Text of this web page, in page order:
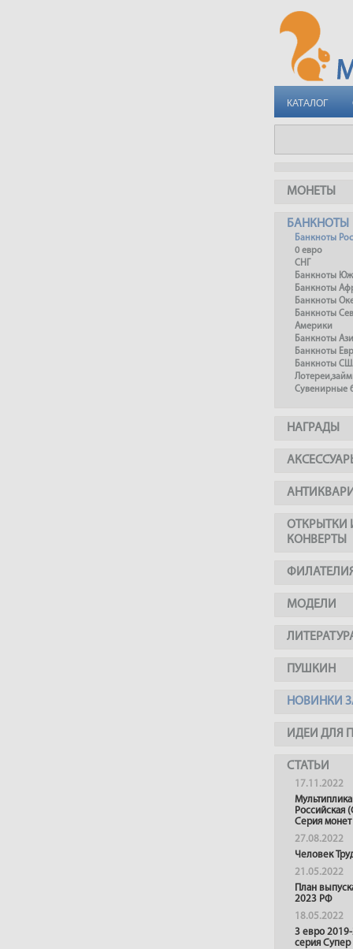
КАТАЛОГ
МОНЕТЫ
БАНКНОТЫ
Банкноты
0 евро
СНГ
Банкноты
Банкноты
Банкноты
Банкноты
Америки
Банкноты
Банкноты
Банкноты
Сувенирные
НАГРАДЫ
ОТКРЫТКИ
КОНВЕРТЫ
МОДЕЛИ
ПУШКИН
НОВИНКИ
ИДЕИ ДЛЯ
СТАТЬИ
17.11.2022
Российская
Серия монет
27.08.2022
Человек
21.05.2022
План
2023 РФ
18.05.2022
3 евро
серия